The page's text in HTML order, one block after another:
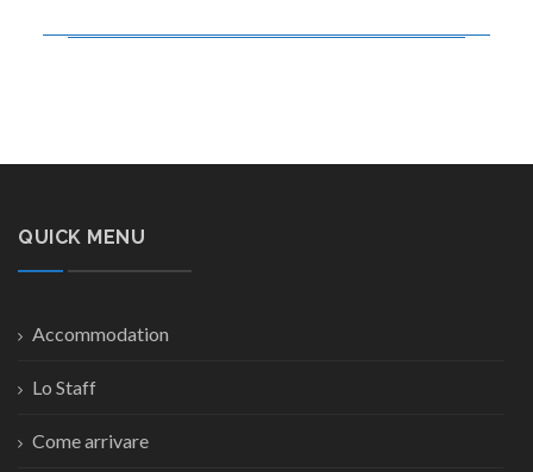
QUICK MENU
Accommodation
Lo Staff
Come arrivare